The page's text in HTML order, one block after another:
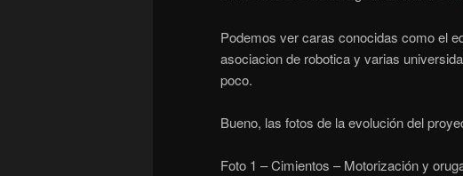
Podemos ver caras conocidas como el
asociacion de robotica y varias
poco.
Bueno, las fotos de la evolución del
Foto 1 – Cimientos – Motorización y